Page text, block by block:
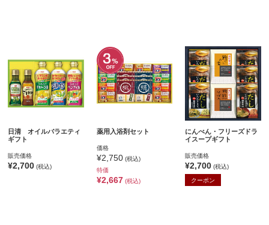
日清 オイルバラエティ
ギフト
販売価格
¥2,700 (税込)
薬用入浴剤セット
価格
¥2,750(税込)
特価
¥2,667 (税込)
にんべん・フリーズドラ
イスープギフト
販売価格
¥2,700 (税込)
クーポン